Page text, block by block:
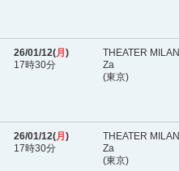
26/01/12(月 )
17時30分
THEATER
Za
(東京)
26/01/12(月 )
17時30分
THEATER
Za
(東京)